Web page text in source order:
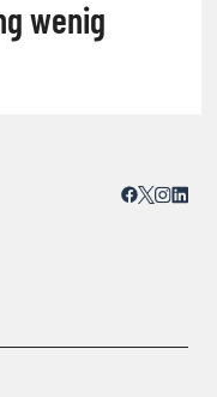
wenig